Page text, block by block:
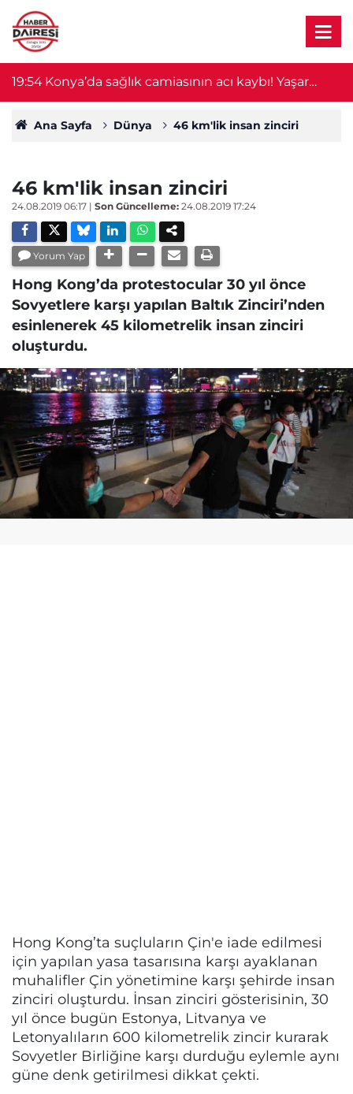
19:54 Konya’da sağlık camiasının acı kaybı! Yaşar
Ulutaş hayatını kaybetti
Ana Sayfa Dünya 46 km'lik insan zinciri
46 km'lik insan zinciri
24.08.2019 06:17 | Son Güncelleme: 24.08.2019 17:24
Yorum Yap
Hong Kong’da protestocular 30 yıl önce
Sovyetlere karşı yapılan Baltık Zinciri’nden
esinlenerek 45 kilometrelik insan zinciri
oluşturdu.
Hong Kong’ta suçluların Çin'e iade edilmesi
için yapılan yasa tasarısına karşı ayaklanan
muhalifler Çin yönetimine karşı şehirde insan
zinciri oluşturdu. İnsan zinciri gösterisinin, 30
yıl önce bugün Estonya, Litvanya ve
Letonyalıların 600 kilometrelik zincir kurarak
Sovyetler Birliğine karşı durduğu eylemle aynı
güne denk getirilmesi dikkat çekti.